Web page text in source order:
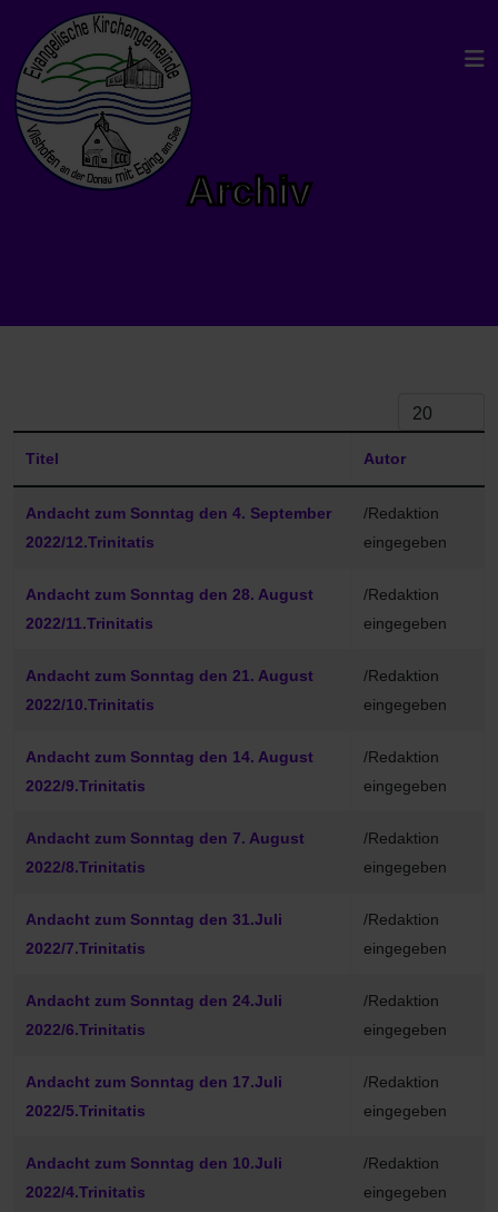
Archiv
Anzeige #
Titel Autor
Andacht zum Sonntag den 4. September
2022/12.Trinitatis
/Redaktion
eingegeben
Andacht zum Sonntag den 28. August
2022/11.Trinitatis
/Redaktion
eingegeben
Andacht zum Sonntag den 21. August
2022/10.Trinitatis
/Redaktion
eingegeben
Andacht zum Sonntag den 14. August
2022/9.Trinitatis
/Redaktion
eingegeben
Andacht zum Sonntag den 7. August
2022/8.Trinitatis
/Redaktion
eingegeben
Andacht zum Sonntag den 31.Juli
2022/7.Trinitatis
/Redaktion
eingegeben
Andacht zum Sonntag den 24.Juli
2022/6.Trinitatis
/Redaktion
eingegeben
Andacht zum Sonntag den 17.Juli
2022/5.Trinitatis
/Redaktion
eingegeben
Andacht zum Sonntag den 10.Juli
2022/4.Trinitatis
/Redaktion
eingegeben